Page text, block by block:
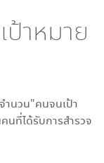
าหมาย
นวน"คนจนเป้า
นที่ได้รับการสำรวจ